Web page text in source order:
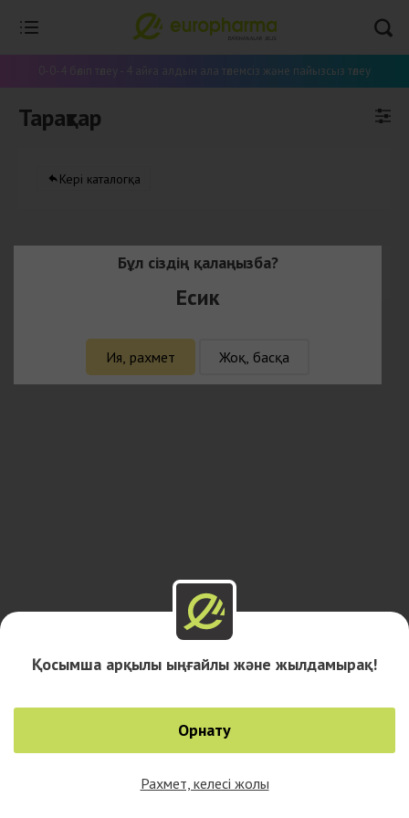
0
0-0-4 бөліп төлеу - 4 айға алдын ала төлемсіз және пайызсыз төлеу
Тарақтар
Кері каталогқа
Бұл категорияда тауарлар жоқ
Қосымша арқылы ыңғайлы және жылдамырақ!
Орнату
Рахмет, келесі жолы
Бұл сіздің қалаңызба?
Есик
Ия, рахмет Жоқ, басқа